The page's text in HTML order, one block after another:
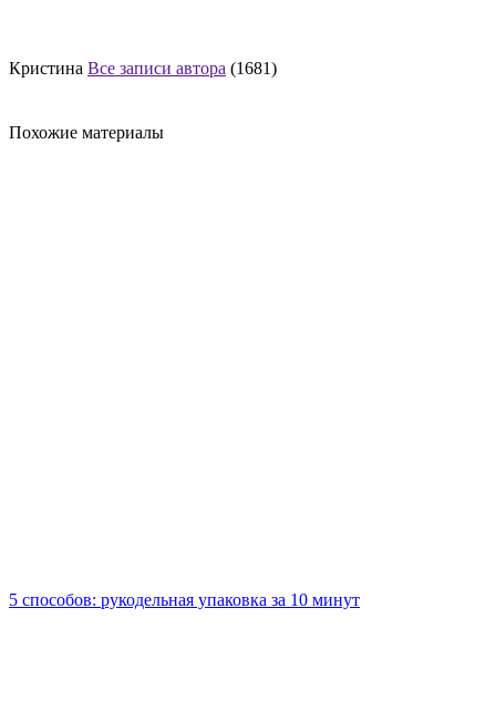
Кристина Все записи автора (1681)
Похожие материалы
5 способов: рукодельная упаковка за 10 минут